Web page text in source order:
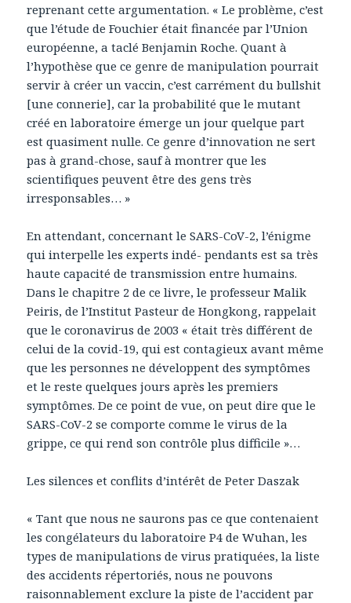
reprenant cette argumentation. « Le problème, c’est
que l’étude de Fouchier était financée par l’Union
européenne, a taclé Benjamin Roche. Quant à
l’hypothèse que ce genre de manipulation pourrait
servir à créer un vaccin, c’est carrément du bullshit
[une connerie], car la probabilité que le mutant
créé en laboratoire émerge un jour quelque part
est quasiment nulle. Ce genre d’innovation ne sert
pas à grand-chose, sauf à montrer que les
scientifiques peuvent être des gens très
irresponsables… »
En attendant, concernant le SARS-CoV-2, l’énigme
qui interpelle les experts indé- pendants est sa très
haute capacité de transmission entre humains.
Dans le chapitre 2 de ce livre, le professeur Malik
Peiris, de l’Institut Pasteur de Hongkong, rappelait
que le coronavirus de 2003 « était très différent de
celui de la covid-19, qui est contagieux avant même
que les personnes ne développent des symptômes
et le reste quelques jours après les premiers
symptômes. De ce point de vue, on peut dire que le
SARS-CoV-2 se comporte comme le virus de la
grippe, ce qui rend son contrôle plus difficile »…
Les silences et conflits d’intérêt de Peter Daszak
« Tant que nous ne saurons pas ce que contenaient
les congélateurs du laboratoire P4 de Wuhan, les
types de manipulations de virus pratiquées, la liste
des accidents répertoriés, nous ne pouvons
raisonnablement exclure la piste de l’accident par